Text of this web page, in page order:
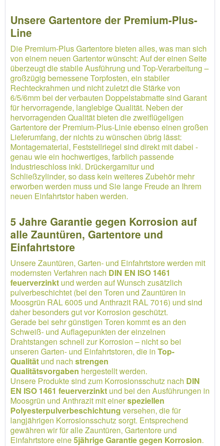
Unsere Gartentore der Premium-Plus-
Line
Die Premium-Plus Gartentore bieten alles, was man sich
von einem neuen Gartentor wünscht: Auf der einen Seite
überzeugt die stabile Ausführung und Top-Verarbeitung –
großzügig bemessene Torpfosten, ein stabiler
Rechteckrahmen und nicht zuletzt die Stärke von
6/5/6mm bei der verbauten Doppelstabmatte sind Garant
für hervorragende, langlebige Qualität. Neben der
hervorragenden Qualität bieten die zweiflügeligen
Gartentore der Premium-Plus-Linie ebenso einen großen
Lieferumfang, der nichts zu wünschen übrig lässt:
Montagematerial, Feststellriegel sind direkt mit dabei -
genau wie ein hochwertiges, farblich passende
Industrieschloss inkl. Drückergarnitur und
Schließzylinder, so dass kein weiteres Zubehör mehr
erworben werden muss und Sie lange Freude an Ihrem
neuen Einfahrtstor haben werden.
5 Jahre Garantie gegen Korrosion auf
alle Zauntüren, Gartentore und
Einfahrtstore
Unsere Zauntüren, Garten- und Einfahrtstore werden mit
modernsten Verfahren nach DIN EN ISO 1461
feuerverzinkt und werden auf Wunsch zusätzlich
pulverbeschichtet (bei den Toren und Zauntüren in
Moosgrün RAL 6005 und Anthrazit RAL 7016) und sind
daher besonders gut vor Korrosion geschützt.
Gerade bei sehr günstigen Toren kommt es an den
Schweiß- und Auflagepunkten der einzelnen
Drahtstangen schnell zur Korrosion – nicht so bei
unseren Garten- und Einfahrtstoren, die in Top-
Qualität und nach strengen
Qualitätsvorgaben hergestellt werden.
Unsere Produkte sind zum Korrosionsschutz nach DIN
EN ISO 1461 feuerverzinkt und bei den Ausführungen in
Moosgrün und Anthrazit mit einerspeziellen
Polyesterpulverbeschichtung versehen, die für
langjährigen Korrosionsschutz sorgt. Entsprechend
gewähren wir für alle Zauntüren, Gartentore und
Einfahrtstore eine5jährige Garantie gegen Korrosion.